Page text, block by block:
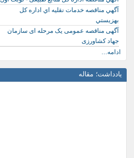
آگهي مناقصه خدمات نقليه اي اداره كل
بهزيستي
آگهی مناقصه عمومی یک مرحله ای سازمان
جهاد کشاورزی
ادامه...
یادداشت؛ مقاله